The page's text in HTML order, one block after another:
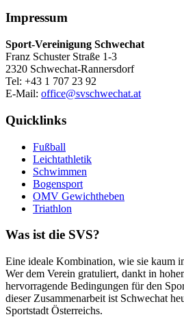
Impressum
Sport-Vereinigung Schwechat
Franz Schuster Straße 1-3
2320 Schwechat-Rannersdorf
Tel: +43 1 707 23 92
E-Mail: office@svschwechat.at
Quicklinks
Fußball
Leichtathletik
Schwimmen
Bogensport
OMV Gewichtheben
Triathlon
Was ist die SVS?
Eine ideale Kombination, wie sie kaum
Wer dem Verein gratuliert, dankt in
hervorragende Bedingungen für den
dieser Zusammenarbeit ist Schwechat
Sportstadt Österreichs.